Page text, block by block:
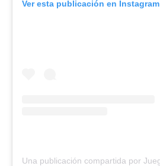
Ver esta publicación en Instagram